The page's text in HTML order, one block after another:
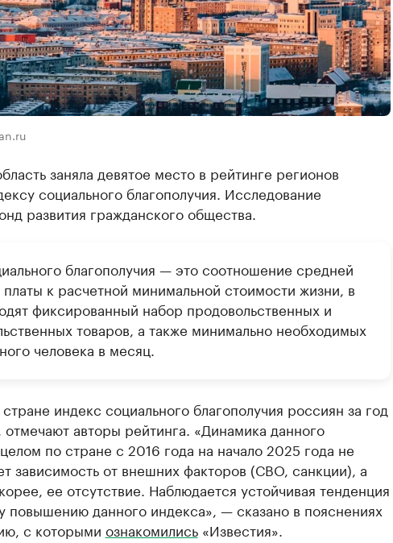
заняла девятое место в рейтинге регионов
социального благополучия. Исследование
развития гражданского общества.
благополучия — это соотношение средней
платы к расчетной минимальной стоимости жизни, в
фиксированный набор продовольственных и
товаров, а также минимально необходимых
человека в месяц.
индекс социального благополучия россиян за год
отмечают авторы рейтинга. «Динамика данного
по стране с 2016 года на начало 2025 года не
зависимость от внешних факторов (СВО, санкции), а
ее отсутствие. Наблюдается устойчивая тенденция
повышению данного индекса», — сказано в пояснениях
с которыми ознакомились«Известия».